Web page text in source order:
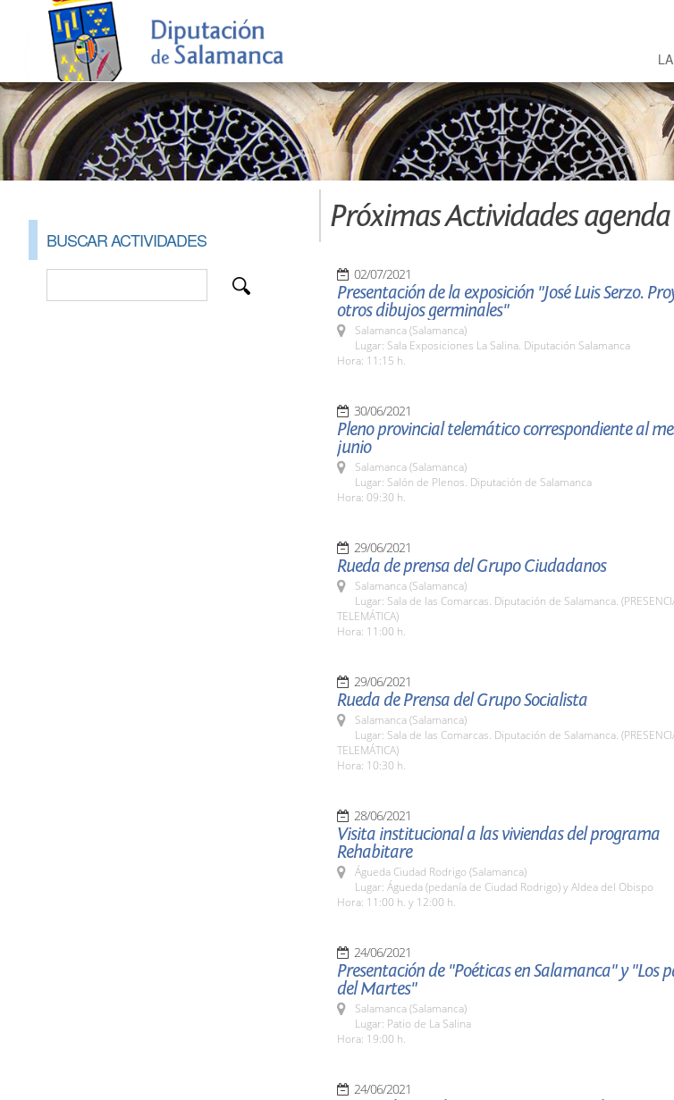
BUSCAR ACTIVIDADES
Próximas Actividades
02/07/2021
Presentación de la exposición "José Luis Serzo.
otros dibujos germinales"
Salamanca (Salamanca)
Lugar: Sala Exposiciones La Salina. Diputación Salamanca
Hora: 11:15 h.
30/06/2021
Pleno provincial telemático correspondiente al
junio
Salamanca (Salamanca)
Lugar: Salón de Plenos. Diputación de Salamanca
Hora: 09:30 h.
29/06/2021
Rueda de prensa del Grupo Ciudadanos
Salamanca (Salamanca)
Lugar: Sala de las Comarcas. Diputación de Salamanca.
TELEMÁTICA)
Hora: 11:00 h.
29/06/2021
Rueda de Prensa del Grupo Socialista
Salamanca (Salamanca)
Lugar: Sala de las Comarcas. Diputación de Salamanca.
TELEMÁTICA)
Hora: 10:30 h.
28/06/2021
Visita institucional a las viviendas del programa
Rehabitare
Águeda Ciudad Rodrigo (Salamanca)
Lugar: Águeda (pedanía de Ciudad Rodrigo) y Aldea del Obispo
Hora: 11:00 h. y 12:00 h.
24/06/2021
Presentación de "Poéticas en Salamanca" y "Los
del Martes"
Salamanca (Salamanca)
Lugar: Patio de La Salina
Hora: 19:00 h.
24/06/2021